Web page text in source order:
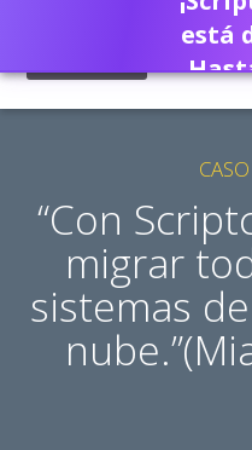
“Con
migrar
sistemas
está